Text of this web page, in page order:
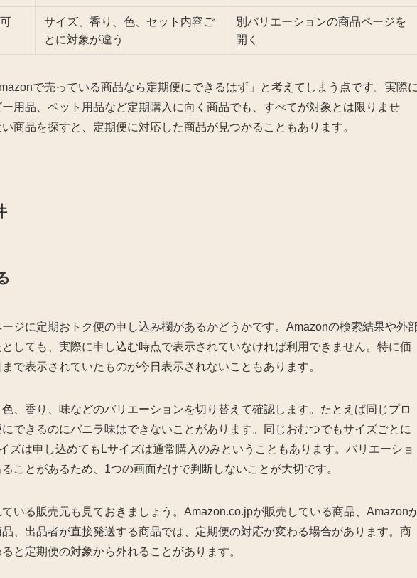
サイズ、香り、色、セット内容ご
とに対象が違う
別バリエーションの商品ページを
開く
で売っている商品なら定期便にできるはず」と考えてしまう点です。実際
用品、ペット用品など定期購入に向く商品でも、すべてが対象とは限りませ
商品を探すと、定期便に対応した商品が見つかることもあります。
ジに定期おトク便の申し込み欄があるかどうかです。Amazonの検索結果や外
しても、実際に申し込む時点で表示されていなければ利用できません。特に価
で表示されていたものが今日表示されないこともあります。
、香り、味などのバリエーションを切り替えて確認します。たとえば同じプロ
できるのにバニラ味はできないことがあります。同じおむつでもサイズごとに
ズは申し込めてもLサイズは通常購入のみということもあります。バリエーショ
ことがあるため、1つの画面だけで判断しないことが大切です。
いる販売元も見ておきましょう。Amazon.co.jpが販売している商品、Amazon
、出品者が直接発送する商品では、定期便の対応が変わる場合があります。商
と定期便の対象から外れることがあります。